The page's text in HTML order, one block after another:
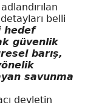
belli
hedef
güvenlik
barış,
savunma
devletin